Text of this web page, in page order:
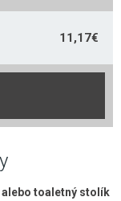
11,17€
alebo toaletný stolík